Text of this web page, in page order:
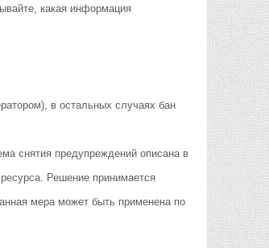
какая информация
в остальных случаях бан
снятия предупреждений описана в
Решение принимается
мера может быть применена по